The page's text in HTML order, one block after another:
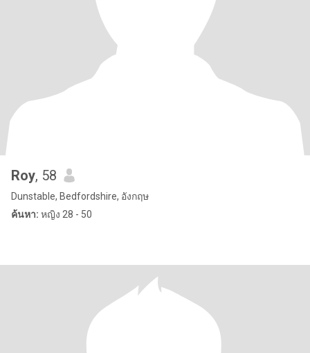
Roy, 58
Dunstable, Bedfordshire, อังกฤษ
ค้นหา: หญิง 28 - 50